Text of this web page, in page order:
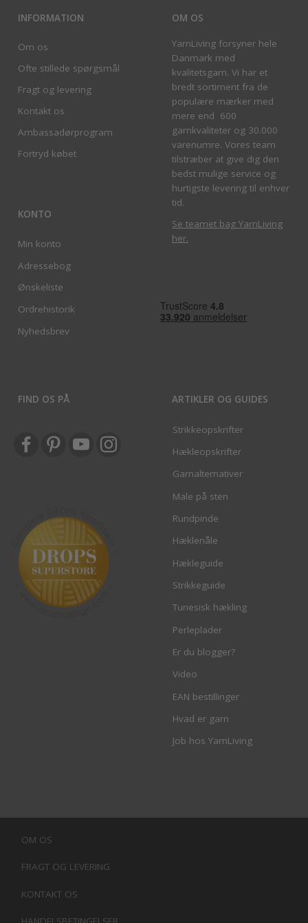
INFORMATION
Om os
Ofte stillede spørgsmål
Fragt og levering
Kontakt os
Ambassadørprogram
Fortryd købet
KONTO
Min konto
Adressebog
Ønskeliste
Ordrehistorik
Nyhedsbrev
OM OS
YarnLiving forsyner hele
Danmark med
kvalitetsgarn. Vi har et
bredt sortiment fra de
populære mærker med
mere end 600
garnkvaliteter og 30.000
varenumre. Vores team
tilstræber at give dig den
bedst mulige service og
hurtigste levering til enhver
tid.
Se teamet bag YarnLiving
her.
FIND OS PÅ ARTIKLER OG GUIDES
Strikkeopskrifter
Hækleopskrifter
Garnalternativer
Male på sten
Rundpinde
Hæklenåle
Hækleguide
Strikkeguide
Tunesisk hækling
Perleplader
Er du blogger?
Video
EAN bestillinger
Hvad er garn
Job hos YarnLiving
OM OS
FRAGT OG LEVERING
KONTAKT OS